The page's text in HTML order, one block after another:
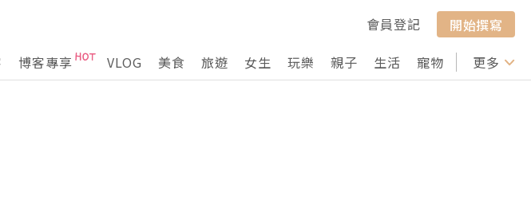
會員登記
開始撰寫
博客專享 VLOG 美食 旅遊 女生 玩樂 親子 生活 寵物 行山 打卡
更多